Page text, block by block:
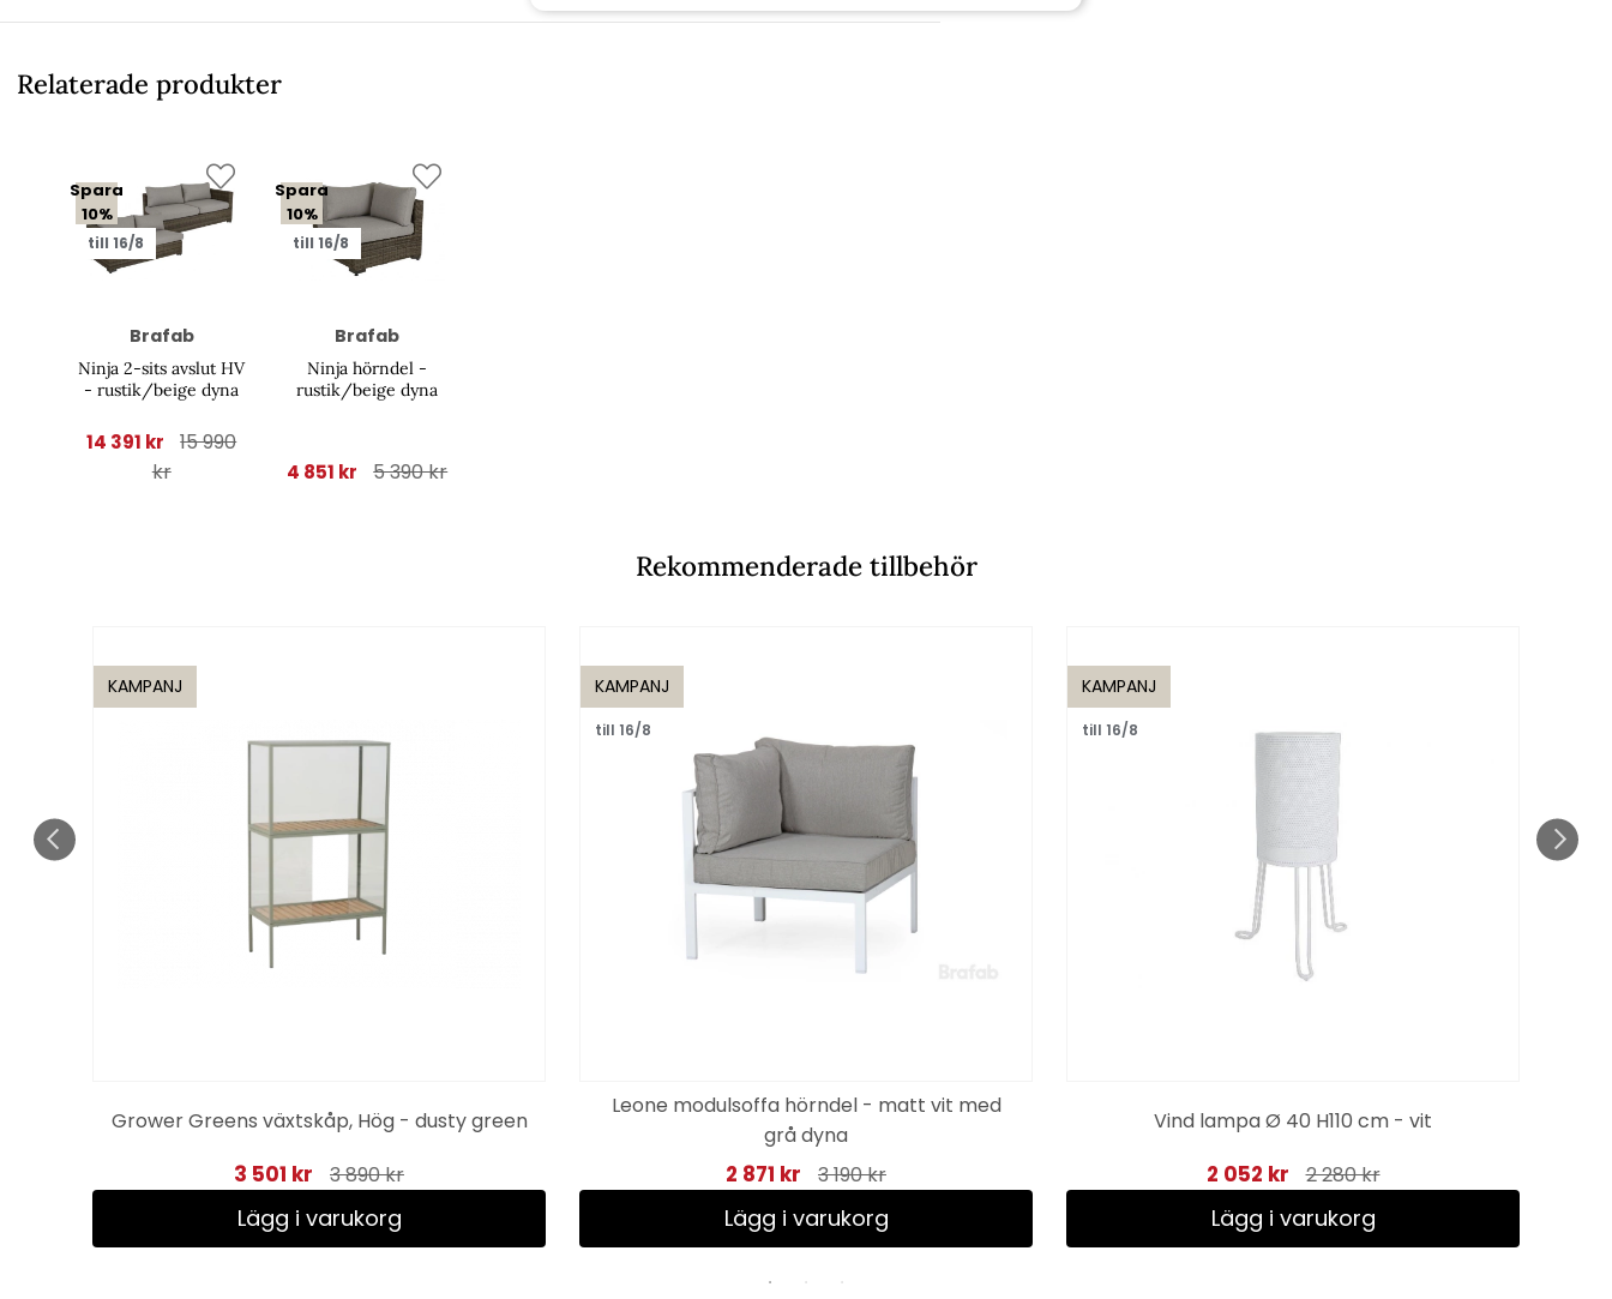
Relaterade produkter
Spara
10%
till 16/8
Brafab
Ninja 2-sits avslut HV
- rustik/beige dyna
14 391 kr
15 990
kr
Spara
10%
till 16/8
Brafab
Ninja hörndel -
rustik/beige dyna
4 851 kr 5 390 kr
Rekommenderade tillbehör
KAMPANJ
Grower Greens växtskåp, Hög - dusty green
3 501 kr 3 890 kr
Lägg i varukorg
KAMPANJ
till 16/8
Leone modulsoffa hörndel - matt vit med
grå dyna
2 871 kr 3 190 kr
Lägg i varukorg
KAMPANJ
till 16/8
Vind lampa Ø 40 H110 cm - vit
2 052 kr 2 280 kr
Lägg i varukorg